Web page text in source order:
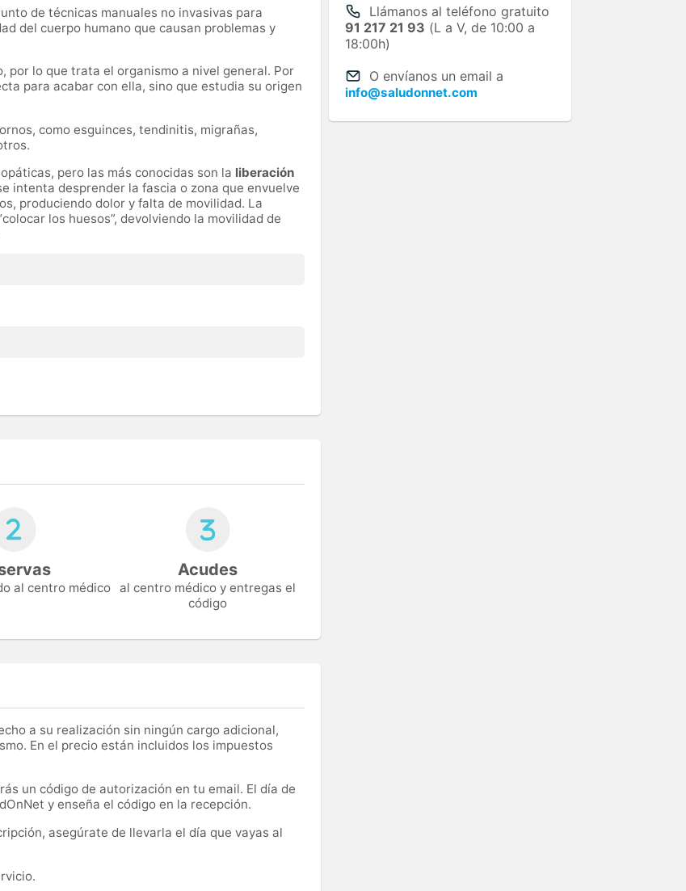
de técnicas manuales no invasivas para
del cuerpo humano que causan problemas y
por lo que trata el organismo a nivel general. Por
para acabar con ella, sino que estudia su origen
como esguinces, tendinitis, migrañas,
pero las más conocidas son la liberación
intenta desprender la fascia o zona que envuelve
produciendo dolor y falta de movilidad. La
los huesos”, devolviendo la movilidad de
al centro médico
Acudes
al centro médico y entregas el
código
a su realización sin ningún cargo adicional,
En el precio están incluidos los impuestos
un código de autorización en tu email. El día de
y enseña el código en la recepción.
asegúrate de llevarla el día que vayas al
Llámanos al teléfono gratuito
91 217 21 93 (L a V, de 10:00 a
18:00h)
O envíanos un email a
info@saludonnet.com